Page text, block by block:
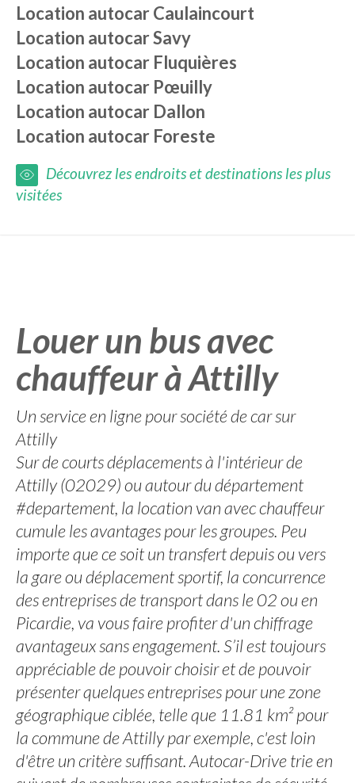
Location autocarCaulaincourt
Location autocarSavy
Location autocar Fluquières
Location autocar Pœuilly
Location autocar Dallon
Location autocar Foreste
Découvrez les endroits et destinations les plus
visitées
Louer un bus avec
chauffeur à Attilly
Un service en ligne pour société de car sur
Attilly
Sur de courts déplacements à l'intérieur de
Attilly (02029) ou autour du département
#departement, la location van avec chauffeur
cumule les avantages pour les groupes. Peu
importe que ce soit un transfert depuis ou vers
la gare ou déplacement sportif, la concurrence
des entreprises de transport dans le 02 ou en
Picardie, va vous faire profiter d'un chiffrage
avantageux sans engagement. S’il est toujours
appréciable de pouvoir choisir et de pouvoir
présenter quelques entreprises pour une zone
géographique ciblée, telle que 11.81 km² pour
la commune de Attilly par exemple, c'est loin
d'être un critère suffisant. Autocar-Drive trie en